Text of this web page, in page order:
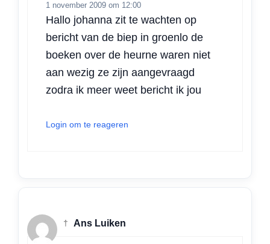
1 november 2009 om 12:00
Hallo johanna zit te wachten op
bericht van de biep in groenlo de
boeken over de heurne waren niet
aan wezig ze zijn aangevraagd
zodra ik meer weet bericht ik jou
Login om te reageren
† Ans Luiken